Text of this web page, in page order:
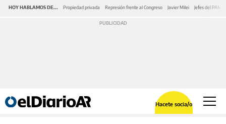
HOY HABLAMOS DE... Propiedad privada Represión frente al Congreso Javier Milei Jefes del PAMI
Hacete socia/o